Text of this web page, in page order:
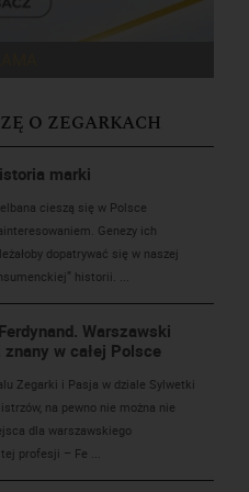
O ZEGARKACH
marki
cieszą się w Polsce
Genezy ich
dopatrywać się w naszej
historii. ...
Warszawski
w całej Polsce
Zegarki i Pasja w dziale Sylwetki
na pewno nie można nie
dla warszawskiego
profesji – Fe ...